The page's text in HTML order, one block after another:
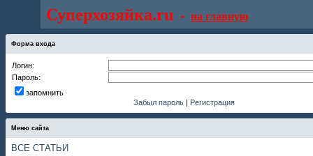
Суперхозяйка.ru - на главную
Форма входа
Логин:
Пароль:
запомнить
Забыл пароль | Регистрация
Меню сайта
ВСЕ СТАТЬИ